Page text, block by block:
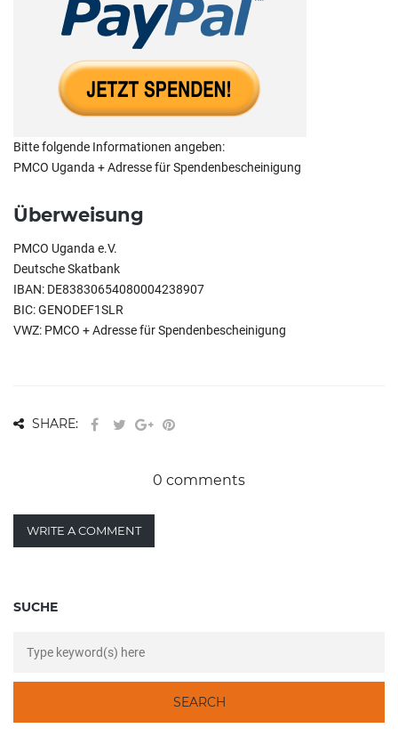
Bitte folgende Informationen angeben:
PMCO Uganda + Adresse für Spendenbescheinigung
Überweisung
PMCO Uganda e.V.
Deutsche Skatbank
IBAN: DE83830654080004238907
BIC: GENODEF1SLR
VWZ: PMCO + Adresse für Spendenbescheinigung
SHARE:
0 comments
WRITE A COMMENT
SUCHE